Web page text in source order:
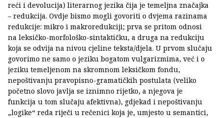
reći i devolucija) literarnog jezika čija je temeljna značajka
– redukcija. Ovdje bismo mogli govoriti o dvjema razinama
redukcije: mikro i makroredukciji; prva se pritom odnosi
na leksičko-morfološko-sintaktičku, a druga na redukciju
koja se odvija na nivou cjeline teksta/djela. U prvom slučaju
govorimo ne samo o jeziku bogatom vulgarizmima, već i o
jeziku temeljenom na skromnom leksičkom fondu,
nepoštivanju pravopisno-gramatičkih postulata (veliko
početno slovo javlja se iznimno rijetko, a njegova je
funkcija u tom slučaju afektivna), gdjekad i nepoštivanju
„logike“ reda riječi u rečenici koja je, umjesto u semantici,